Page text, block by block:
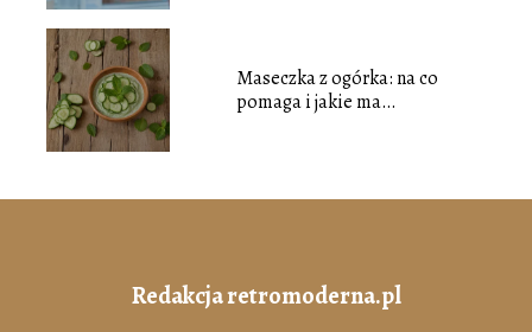
Maseczka z ogórka: na co
pomaga i jakie ma
Redakcja retromoderna.pl